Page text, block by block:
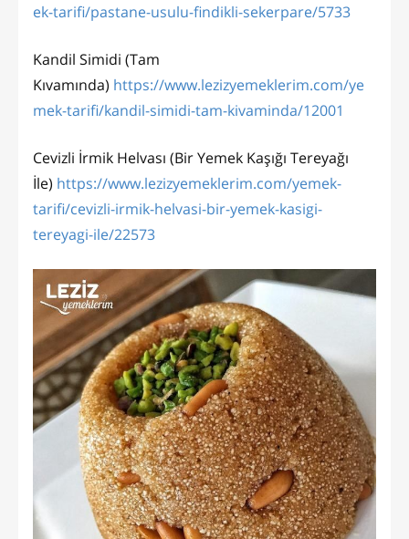
ek-tarifi/pastane-usulu-findikli-sekerpare/5733
Kandil Simidi (Tam
Kıvamında) https://www.lezizyemeklerim.com/ye
mek-tarifi/kandil-simidi-tam-kivaminda/12001
Cevizli İrmik Helvası (Bir Yemek Kaşığı Tereyağı
İle) https://www.lezizyemeklerim.com/yemek-
tarifi/cevizli-irmik-helvasi-bir-yemek-kasigi-
tereyagi-ile/22573